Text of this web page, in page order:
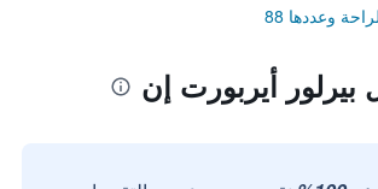
وعددها 88
بيرلور أيربورت إن